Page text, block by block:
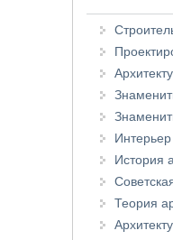
Интерьер
История
Теория